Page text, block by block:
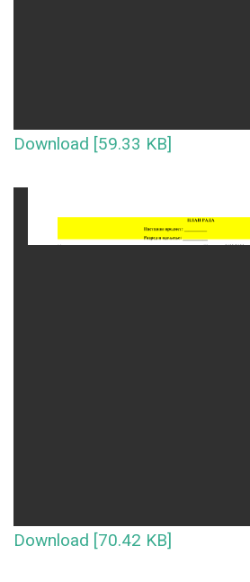
Download [59.33 KB]
Download [70.42 KB]